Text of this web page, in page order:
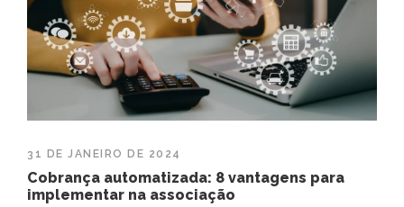
31 DE JANEIRO DE 2024
Cobrança automatizada: 8 vantagens para
implementar na associação